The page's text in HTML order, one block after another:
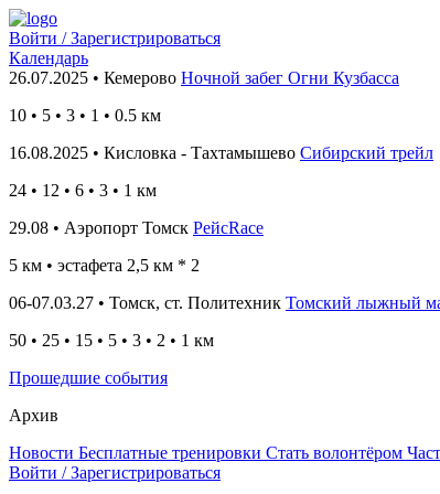
Войти / Зарегистрироваться
Календарь
26.07.2025 • Кемерово Ночной забег Огни Кузбасса
10 • 5 • 3 • 1 • 0.5 км
16.08.2025 • Кисловка - Тахтамышево Сибирский трейл
24 • 12 • 6 • 3 • 1 км
29.08 • Аэропорт Томск РейсRace
5 км • эстафета 2,5 км * 2
06-07.03.27 • Томск, ст. Политехник Томский лыжный
50 • 25 • 15 • 5 • 3 • 2 • 1 км
Прошедшие события
Архив
Новости Бесплатные тренировки Стать волонтёром
Войти / Зарегистрироваться